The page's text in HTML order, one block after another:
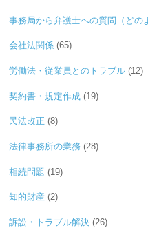
事務局から弁護士への質問（どの
会社法関係 (65)
労働法・従業員とのトラブル (12)
契約書・規定作成 (19)
民法改正 (8)
法律事務所の業務 (28)
相続問題 (19)
知的財産 (2)
訴訟・トラブル解決 (26)